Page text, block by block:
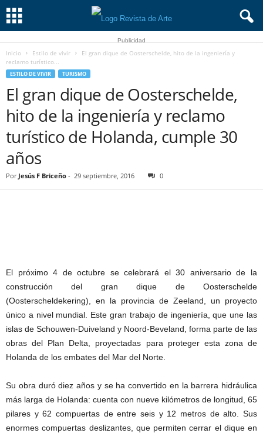
Publicidad
Inicio Estilo de vivir
El gran dique de Oosterschelde, hito de la ingeniería y
reclamo turístico...
ESTILO DE VIVIR TURISMO
El gran dique de Oosterschelde,
hito de la ingeniería y reclamo
turístico de Holanda, cumple 30
años
Por Jesús F Briceño - 29 septiembre, 2016 0
El próximo 4 de octubre se celebrará el 30 aniversario de la
construcción del gran dique de Oosterschelde
(Oosterscheldekering), en la provincia de Zeeland, un proyecto
único a nivel mundial. Este gran trabajo de ingeniería, que une las
islas de Schouwen-Duiveland y Noord-Beveland, forma parte de las
obras del Plan Delta, proyectadas para proteger esta zona de
Holanda de los embates del Mar del Norte.
Su obra duró diez años y se ha convertido en la barrera hidráulica
más larga de Holanda: cuenta con nueve kilómetros de longitud, 65
pilares y 62 compuertas de entre seis y 12 metros de alto. Sus
enormes compuertas deslizantes, que permiten cerrar el dique en